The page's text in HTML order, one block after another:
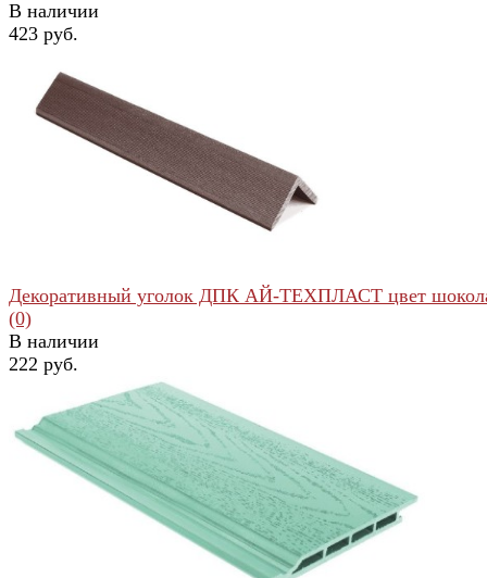
сравнить
В наличии
423 руб.
сравнить
Декоративный уголок ДПК АЙ-ТЕХПЛАСТ цвет
(0)
В наличии
222 руб.